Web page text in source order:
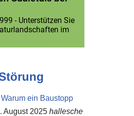
ein Baustopp
August 2025 hallesche